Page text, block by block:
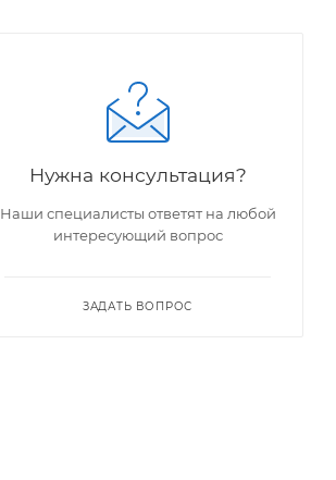
Нужна консультация?
Наши специалисты ответят на любой
интересующий вопрос
ЗАДАТЬ ВОПРОС